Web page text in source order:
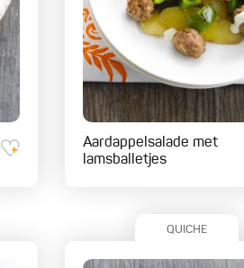
Aardappelsalade met
lamsballetjes
QUICHE